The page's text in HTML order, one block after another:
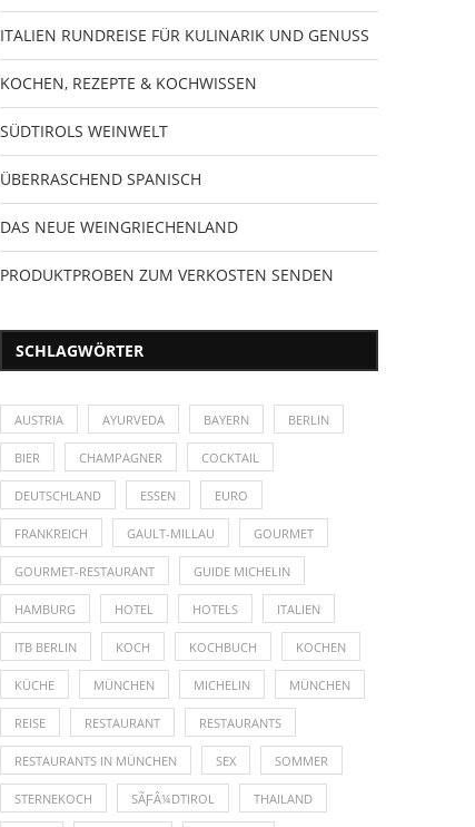
ITALIEN RUNDREISE FÜR KULINARIK UND GENUSS
KOCHEN, REZEPTE & KOCHWISSEN
SÜDTIROLS WEINWELT
ÜBERRASCHEND SPANISCH
DAS NEUE WEINGRIECHENLAND
PRODUKTPROBEN ZUM VERKOSTEN SENDEN
SCHLAGWÖRTER
AUSTRIA AYURVEDA BAYERN BERLIN
BIER CHAMPAGNER COCKTAIL
DEUTSCHLAND ESSEN EURO
FRANKREICH GAULT-MILLAU GOURMET
GOURMET-RESTAURANT GUIDE MICHELIN
HAMBURG HOTEL HOTELS ITALIEN
ITB BERLIN KOCH KOCHBUCH KOCHEN
KÜCHE MÜNCHEN MICHELIN MÜNCHEN
REISE RESTAURANT RESTAURANTS
RESTAURANTS IN MÜNCHEN SEX SOMMER
STERNEKOCH SÃƑÂ¼DTIROL THAILAND